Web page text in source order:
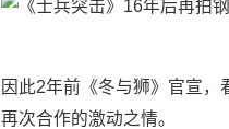
因此2年前《冬与狮》官宣，
再次合作的激动之情。